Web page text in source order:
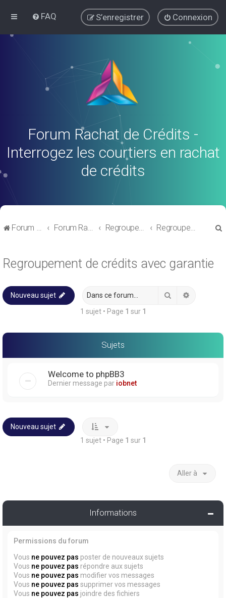
FAQ Connexion
S’enregistrer
Forum Rachat de Crédits -
Interrogez les courtiers en rachat
de crédits
Forum de discussions sur le Regroupement de Crédits et le Rachat de Crédits Forum Rachat de Crédits Regroupement de crédits ou Rachat de Crédits pour Propriétaire Regroupement de crédits avec garantie
Regroupement de crédits avec garantie
Nouveau sujet Rechercher
1 sujet • Page 1 sur 1
Sujets
Welcome to phpBB3
Dernier message par iobnet
Nouveau sujet
1 sujet • Page 1 sur 1
Aller à
Informations
Permissions du forum
Vous ne pouvez pas poster de nouveaux sujets
Vous ne pouvez pas répondre aux sujets
Vous ne pouvez pas modifier vos messages
Vous ne pouvez pas supprimer vos messages
Vous ne pouvez pas joindre des fichiers